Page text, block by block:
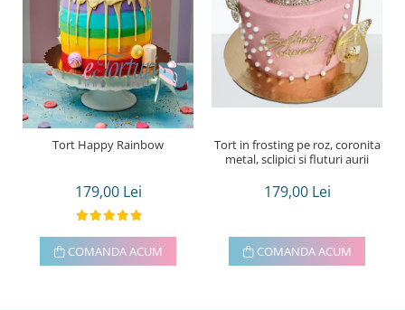
Tort Happy Rainbow
179,00 Lei
COMANDA ACUM
Tort in frosting pe roz, coronita
metal, sclipici si fluturi aurii
179,00 Lei
COMANDA ACUM